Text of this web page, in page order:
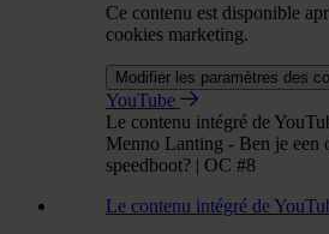
Ce contenu est disponible
cookies marketing.
Modifier les paramètres des
YouTube
Le contenu intégré de
Menno Lanting - Ben je een
speedboot? | OC #8
Le contenu intégré de